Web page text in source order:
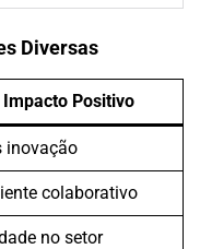
Diversas
Impacto Positivo
inovação
colaborativo
no setor